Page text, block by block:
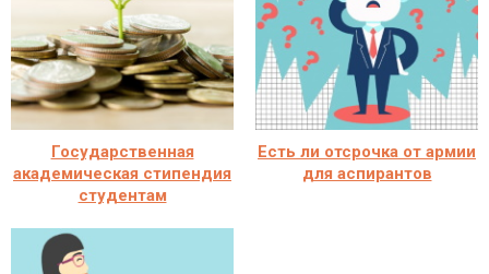
Государственная
академическая стипендия
студентам
Есть ли отсрочка от армии
для аспирантов